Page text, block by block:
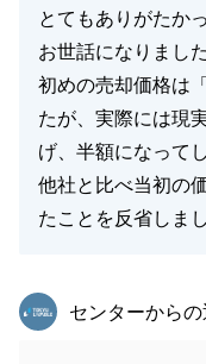
とてもありがたか
お世話になりました
初めの売却価格は
たが、実際には現
げ、半額になって
他社と比べ当初の
たことを反省しまし
東急リバブル
センターから